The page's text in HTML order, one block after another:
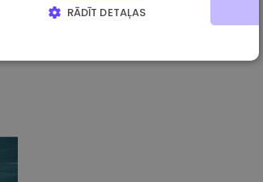
RĀDĪT DETAĻAS